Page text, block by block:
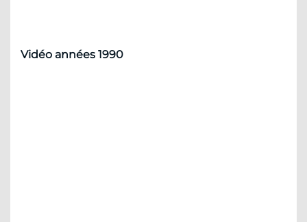
Vidéo années 1990